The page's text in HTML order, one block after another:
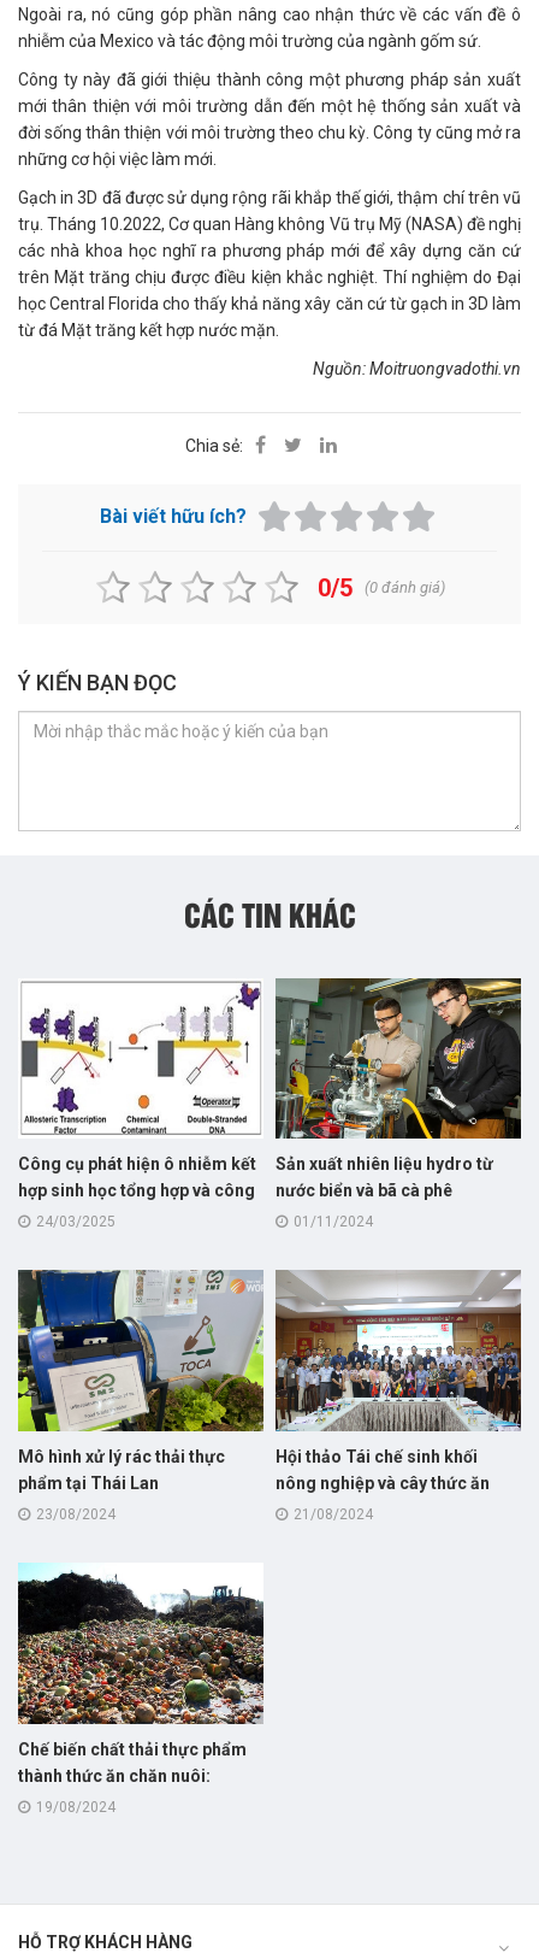
Ngoài ra, nó cũng góp phần nâng cao nhận thức về các vấn đề ô
nhiễm của Mexico và tác động môi trường của ngành gốm sứ.
Công ty này đã giới thiệu thành công một phương pháp sản xuất
mới thân thiện với môi trường dẫn đến một hệ thống sản xuất và
đời sống thân thiện với môi trường theo chu kỳ. Công ty cũng mở ra
những cơ hội việc làm mới.
Gạch in 3D đã được sử dụng rộng rãi khắp thế giới, thậm chí trên vũ
trụ. Tháng 10.2022, Cơ quan Hàng không Vũ trụ Mỹ (NASA) đề nghị
các nhà khoa học nghĩ ra phương pháp mới để xây dựng căn cứ
trên Mặt trăng chịu được điều kiện khắc nghiệt. Thí nghiệm do Đại
học Central Florida cho thấy khả năng xây căn cứ từ gạch in 3D làm
từ đá Mặt trăng kết hợp nước mặn.
Nguồn: Moitruongvadothi.vn
Chia sẻ:
Bài viết hữu ích?
0/5 (0đánh giá)
Ý KIẾN BẠN ĐỌC
CÁC TIN KHÁC
Công cụ phát hiện ô nhiễm kết
hợp sinh học tổng hợp và công
nghệ nano phát hiện các chất ô
cực cao
24/03/2025
Sản xuất nhiên liệu hydro từ
nước biển và bã cà phê
01/11/2024
Mô hình xử lý rác thải thực
phẩm tại Thái Lan
23/08/2024
Hội thảo Tái chế sinh khối
nông nghiệp và cây thức ăn
cho chăn nuôi bò thịt!
21/08/2024
Chế biến chất thải thực phẩm
thành thức ăn chăn nuôi:
hướng đi mới giúp nâng cao
19/08/2024
HỖ TRỢ KHÁCH HÀNG